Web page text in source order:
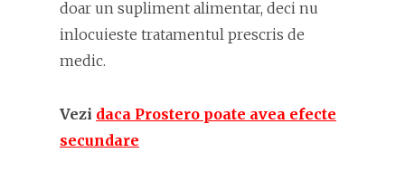
doar un supliment alimentar, deci nu
inlocuieste tratamentul prescris de
medic.
Vezi daca Prostero poate avea efecte
secundare